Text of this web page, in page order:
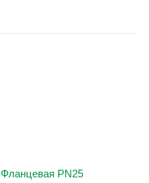
PN25